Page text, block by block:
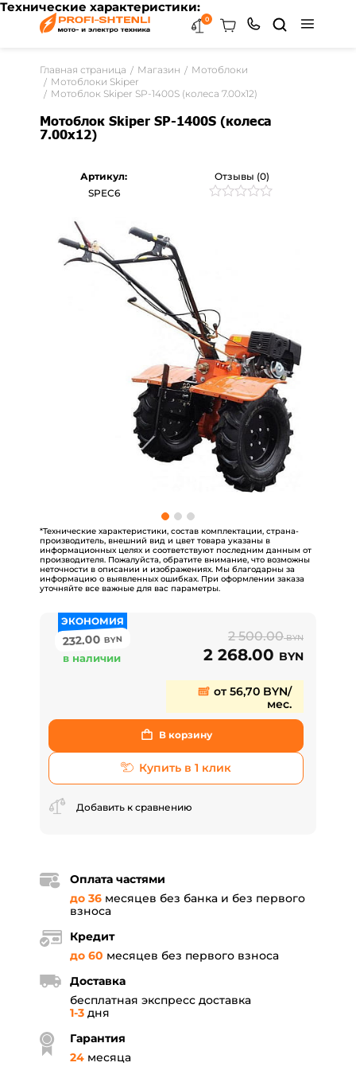
0
Главная страница Магазин
Мотоблоки
Мотоблоки Skiper
Мотоблок Skiper SP-1400S (колеса 7.00x12)
Мотоблок Skiper SP-1400S (колеса
7.00x12)
Отзывы (0)
Артикул:
SPEC6
*Технические характеристики, состав комплектации, страна-
производитель, внешний вид и цвет товара указаны в
информационных целях и соответствуют последним данным от
производителя. Пожалуйста, обратите внимание, что возможны
неточности в описании и изображениях. Мы благодарны за
информацию о выявленных ошибках. При оформлении заказа
уточняйте все важные для вас параметры.
ЭКОНОМИЯ
232.00BYN
в наличии
2 500.00BYN
2 268.00 BYN
от 56,70 BYN/
мес.
В корзину
Купить в 1 клик
Добавить к сравнению
Оплата частями
до 36 месяцев без банка и без первого
взноса
Кредит
до 60 месяцев без первого взноса
Доставка
бесплатная экспресс доставка
1-3 дня
Гарантия
24 месяца
Технические характеристики: